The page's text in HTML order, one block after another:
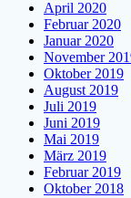
April 2020
Februar 2020
Januar 2020
November
Oktober 2019
August 2019
Juli 2019
Juni 2019
Mai 2019
März 2019
Februar 2019
Oktober 2018